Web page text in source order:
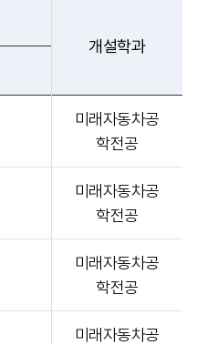
개설학과
미래자동차공
학전공
미래자동차공
학전공
미래자동차공
학전공
미래자동차공